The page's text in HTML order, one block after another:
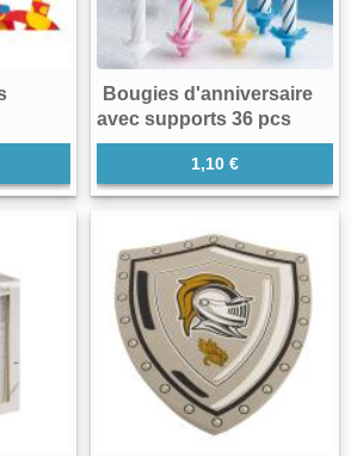
Bougies d'anniversaire
avec supports 36 pcs
1,10 €